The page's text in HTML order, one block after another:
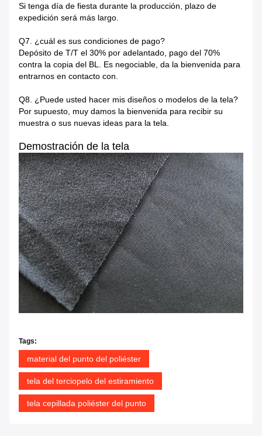
Si tenga día de fiesta durante la producción, plazo de
expedición será más largo.
Q7. ¿cuál es sus condiciones de pago?
Depósito de T/T el 30% por adelantado, pago del 70%
contra la copia del BL. Es negociable, da la bienvenida para
entrarnos en contacto con.
Q8. ¿Puede usted hacer mis diseños o modelos de la tela?
Por supuesto, muy damos la bienvenida para recibir su
muestra o sus nuevas ideas para la tela.
Demostración de la tela
Tags:
material del punto del poliéster
tela del terciopelo del estiramiento
tela cepillada poliéster del punto